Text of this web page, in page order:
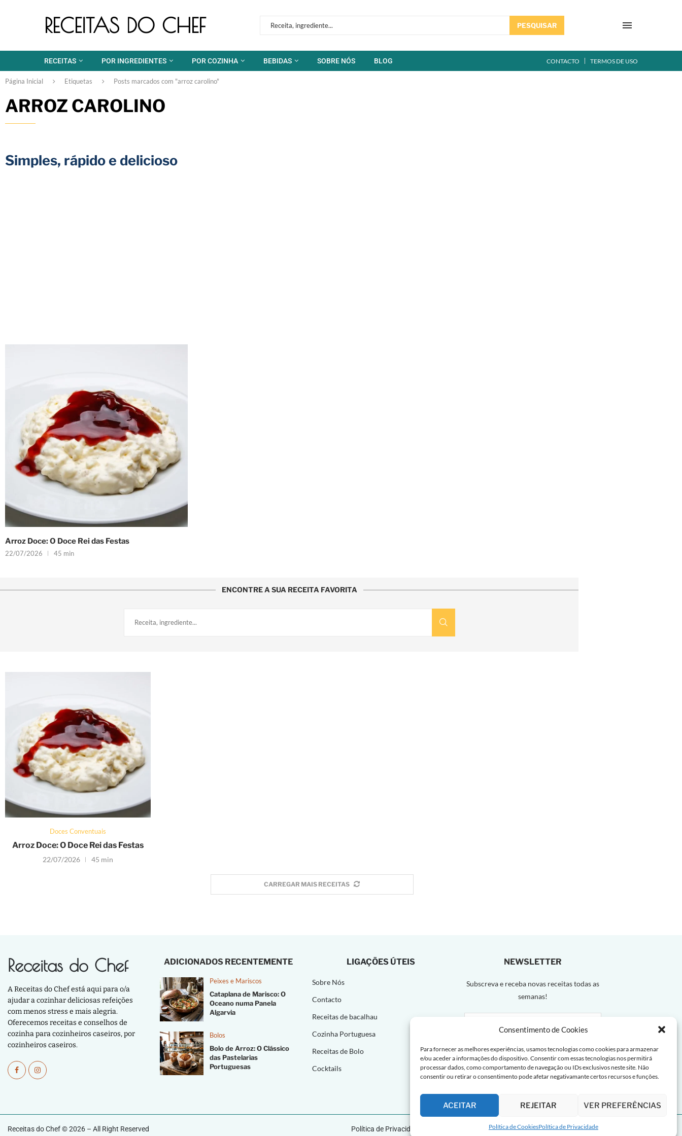
Consentimento de Cookies
Para fornecer as melhores experiências, usamos tecnologias como cookies para armazenar
e/ou aceder a informações do dispositivo. Consentir com essas tecnologias nos permitirá
processar dados, como comportamento de navegação ou IDs exclusivos neste site. Não
consentir ou retirar o consentimento pode afetar negativamante certos recursos e funções.
ACEITAR REJEITAR VER PREFERÊNCIAS
Política de CookiesPolítica de Privacidade
RECEITAS DO CHEF PESQUISAR
RECEITAS POR INGREDIENTES POR COZINHA BEBIDAS SOBRE NÓS BLOG CONTACTO TERMOS DE USO
Página Inicial Etiquetas Posts marcados com "arroz carolino"
ARROZ CAROLINO
Simples, rápido e delicioso
Arroz Doce: O Doce Rei das Festas
22/07/2026 45 min
ENCONTRE A SUA RECEITA FAVORITA
Doces Conventuais
Arroz Doce: O Doce Rei das Festas
22/07/2026 45 min
CARREGAR MAIS RECEITAS
Receitas do Chef
A Receitas do Chef está aqui para o/a
ajudar a cozinhar deliciosas refeições
com menos stress e mais alegria.
Oferecemos receitas e conselhos de
cozinha para cozinheiros caseiros, por
cozinheiros caseiros.
ADICIONADOS RECENTEMENTE
Peixes e Mariscos
Cataplana de Marisco: O
Oceano numa Panela
Algarvia
Bolos
Bolo de Arroz: O Clássico
das Pastelarias
Portuguesas
LIGAÇÕES ÚTEIS
Sobre Nós
Contacto
Receitas de bacalhau
Cozinha Portuguesa
Receitas de Bolo
Cocktails
NEWSLETTER
Subscreva e receba novas receitas todas as
semanas!
Receitas do Chef © 2026 – All Right Reserved Política de Privacidade | Política de Cookies |Termos de uso